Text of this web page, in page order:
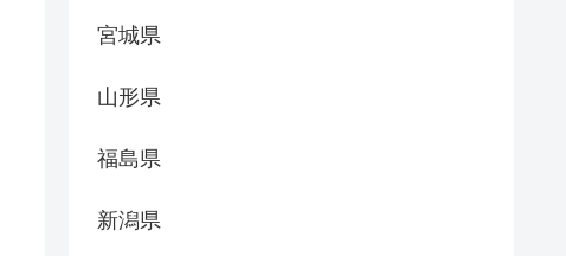
宮城県
山形県
福島県
新潟県